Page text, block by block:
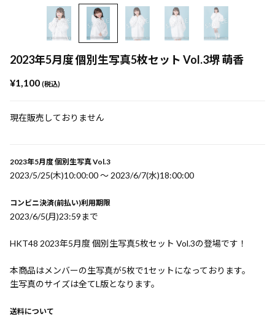
2023年5月度 個別生写真5枚セット Vol.3堺 萌香
¥1,100 (税込)
現在販売しておりません
2023年5月度 個別生写真 Vol.3
2023/5/25(木)10:00:00 〜 2023/6/7(水)18:00:00
コンビニ決済(前払い)利用期限
2023/6/5(月)23:59まで
HKT48 2023年5月度 個別生写真5枚セット Vol.3の登場です！
本商品はメンバーの生写真が5枚で1セットになっております。
生写真のサイズは全てL版となります。
送料について